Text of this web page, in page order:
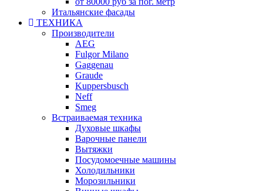
Итальянские фасады
ТЕХНИКА
Производители
AEG
Fulgor Milano
Gaggenau
Graude
Kuppersbusch
Neff
Smeg
Встраиваемая техника
Духовые шкафы
Варочные панели
Вытяжки
Посудомоечные машины
Холодильники
Морозильники